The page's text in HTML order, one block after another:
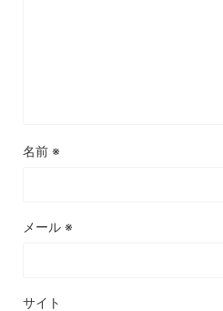
名前 ※
メール ※
サイト